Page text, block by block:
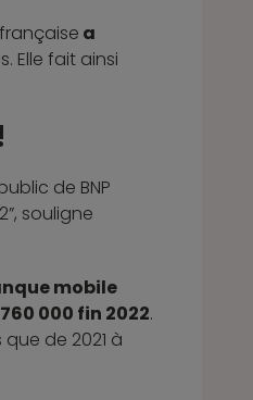
a
Elle fait ainsi
de BNP
souligne
mobile
000 fin 2022.
de 2021 à